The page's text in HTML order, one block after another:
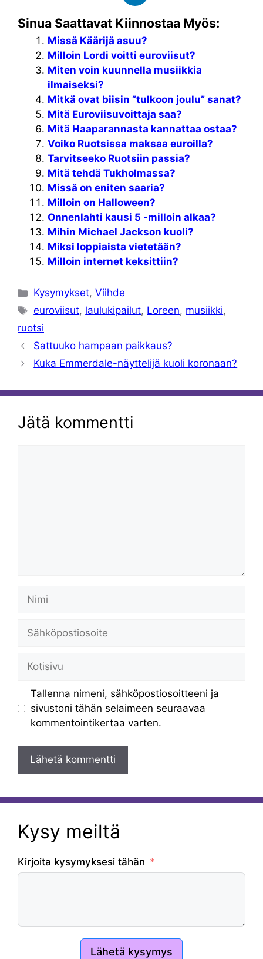
Sinua Saattavat Kiinnostaa Myös:
Missä Käärijä asuu?
Milloin Lordi voitti euroviisut?
Miten voin kuunnella musiikkia
ilmaiseksi?
Mitkä ovat biisin ”tulkoon joulu” sanat?
Mitä Euroviisuvoittaja saa?
Mitä Haaparannasta kannattaa ostaa?
Voiko Ruotsissa maksaa euroilla?
Tarvitseeko Ruotsiin passia?
Mitä tehdä Tukholmassa?
Missä on eniten saaria?
Milloin on Halloween?
Onnenlahti kausi 5 -milloin alkaa?
Mihin Michael Jackson kuoli?
Miksi loppiaista vietetään?
Milloin internet keksittiin?
Kategoriat
Kysymykset,Viihde
Avainsanat
euroviisut, laulukipailut, Loreen, musiikki,
ruotsi
Sattuuko hampaan paikkaus?
Kuka Emmerdale-näyttelijä kuoli koronaan?
Jätä kommentti
Nimi
Sähköpostiosoite
Kotisivu
Tallenna nimeni, sähköpostiosoitteeni ja
sivustoni tähän selaimeen seuraavaa
kommentointikertaa varten.
Kysy meiltä
Kirjoita kysymyksesi tähän
Lähetä kysymys